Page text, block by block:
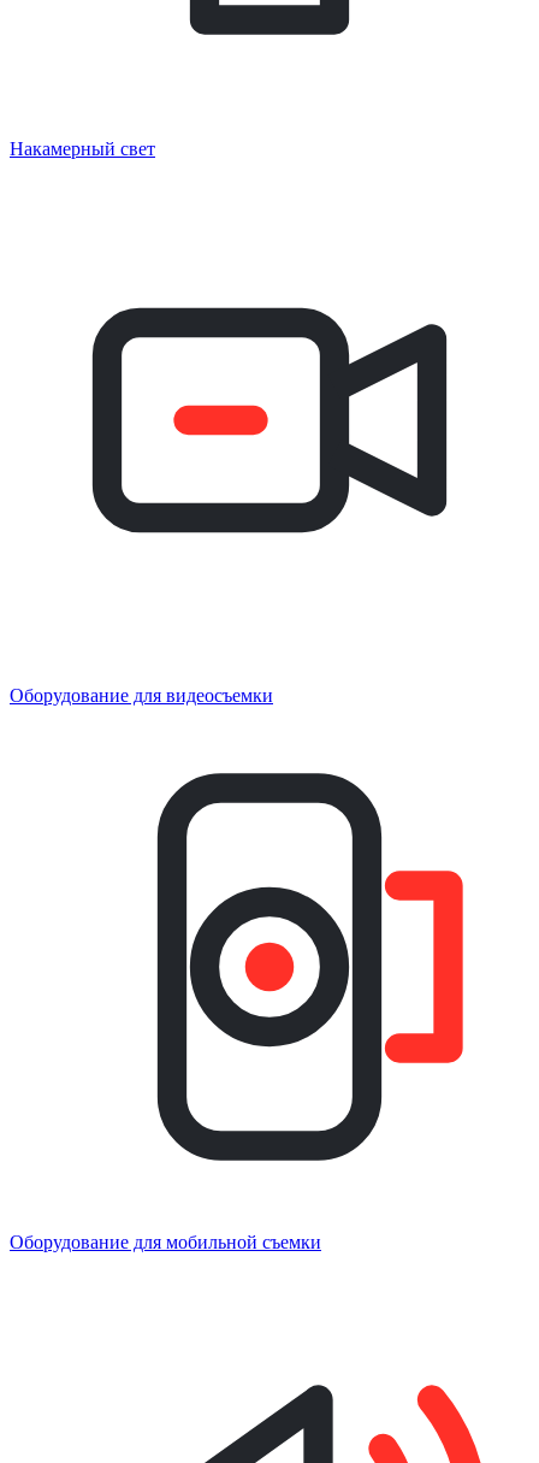
Накамерный свет
Оборудование для видеосъемки
Оборудование для мобильной съемки